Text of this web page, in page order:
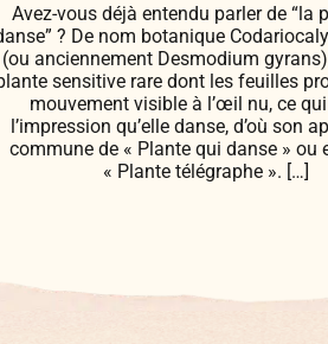
Avez-vous déjà entendu parler de “la
? De nom botanique
(ou anciennement Desmodium
sensitive rare dont les feuilles
mouvement visible à l’œil nu, ce
l’impression qu’elle danse, d’où son
commune de « Plante qui danse » ou
« Plante télégraphe ». […]